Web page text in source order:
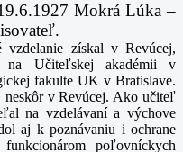
Mokrá Lúka –
vzdelanie získal v Revúcej,
na Učiteľskej akadémii v
fakulte UK v Bratislave.
neskôr v Revúcej. Ako učiteľ
na vzdelávaní a výchove
aj k poznávaniu i ochrane
poľovníckych